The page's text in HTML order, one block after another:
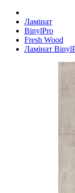
Ламінат
BinylPro
Fresh Wood
Ламінат